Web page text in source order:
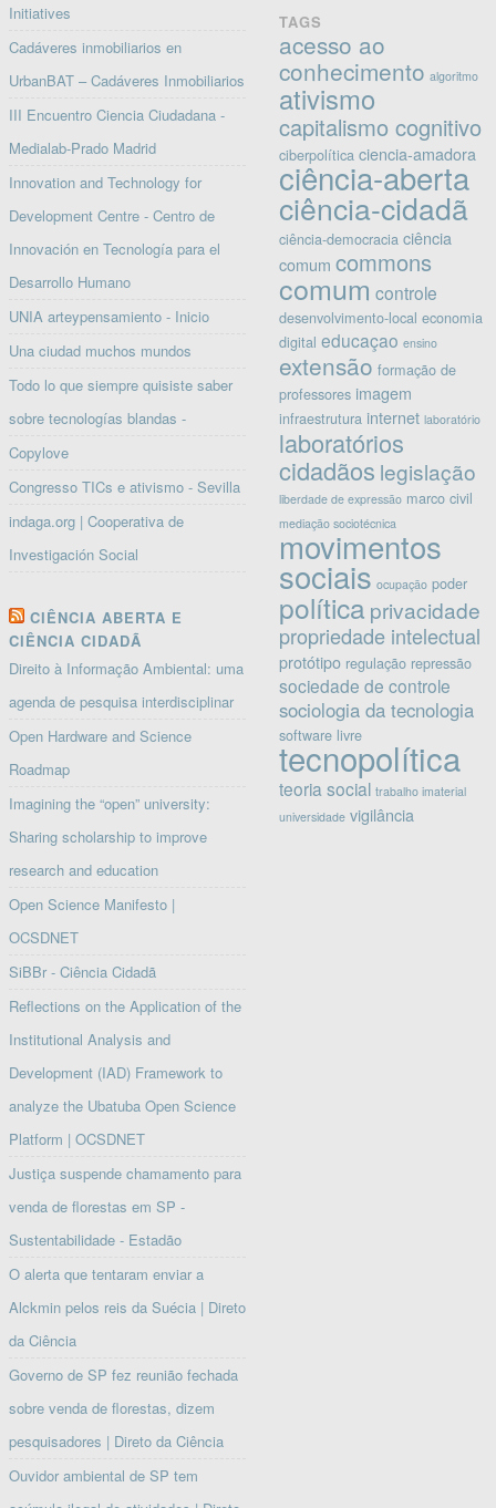
Initiatives
Cadáveres inmobiliarios en
UrbanBAT – Cadáveres Inmobiliarios
III Encuentro Ciencia Ciudadana -
Medialab-Prado Madrid
Innovation and Technology for
Development Centre - Centro de
Innovación en Tecnología para el
Desarrollo Humano
UNIA arteypensamiento - Inicio
Una ciudad muchos mundos
Todo lo que siempre quisiste saber
sobre tecnologías blandas -
Copylove
Congresso TICs e ativismo - Sevilla
indaga.org | Cooperativa de
Investigación Social
CIÊNCIA ABERTA E
CIÊNCIA CIDADÃ
Direito à Informação Ambiental: uma
agenda de pesquisa interdisciplinar
Open Hardware and Science
Roadmap
Imagining the “open” university:
Sharing scholarship to improve
research and education
Open Science Manifesto |
OCSDNET
SiBBr - Ciência Cidadã
Reflections on the Application of the
Institutional Analysis and
Development (IAD) Framework to
analyze the Ubatuba Open Science
Platform | OCSDNET
Justiça suspende chamamento para
venda de florestas em SP -
Sustentabilidade - Estadão
O alerta que tentaram enviar a
Alckmin pelos reis da Suécia | Direto
da Ciência
Governo de SP fez reunião fechada
sobre venda de florestas, dizem
pesquisadores | Direto da Ciência
Ouvidor ambiental de SP tem
TAGS
acesso ao
conhecimento algoritmo
ativismo
capitalismo cognitivo
ciberpolítica ciencia-amadora
ciência-aberta
ciência-cidadã
ciência-democracia ciência
comum commons
comum controle
desenvolvimento-local economia
digital educaçao ensino
extensão formação de
professores imagem
infraestrutura internet laboratório
laboratórios
cidadãos legislação
liberdade de expressão marco civil
mediação sociotécnica
movimentos
sociais ocupação poder
política privacidade
propriedade intelectual
protótipo regulação repressão
sociedade de controle
sociologia da tecnologia
software livre
tecnopolítica
teoria social trabalho imaterial
universidade vigilância